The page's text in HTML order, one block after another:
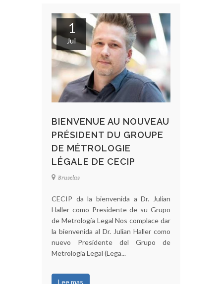
1
Jul
BIENVENUE AU NOUVEAU
PRÉSIDENT DU GROUPE
DE MÉTROLOGIE
LÉGALE DE CECIP
Bruselas
CECIP da la bienvenida a Dr. Julian
Haller como Presidente de su Grupo
de Metrología Legal Nos complace dar
la bienvenida al Dr. Julian Haller como
nuevo Presidente del Grupo de
Metrología Legal (Lega...
Lee mas